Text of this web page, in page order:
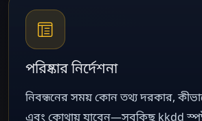
পরিষ্কার নির্দেশনা
নিবন্ধনের সময় কোন তথ্য দরকার,
এবং কোথায় যাবেন—সবকিছু kkdd